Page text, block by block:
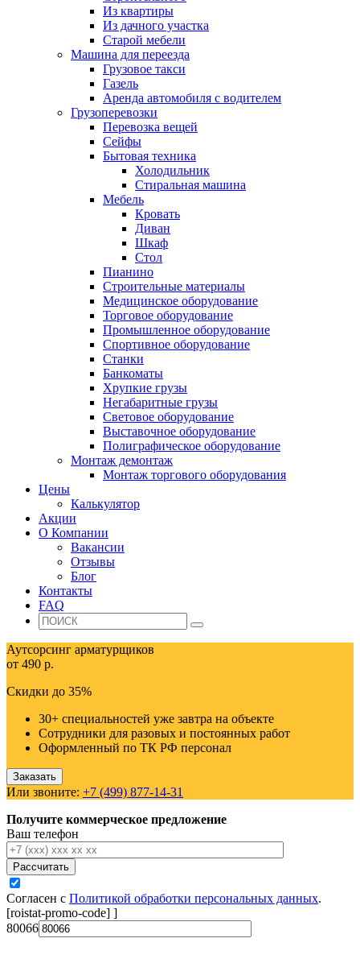
Из квартиры
Из дачного участка
Старой мебели
Машина для переезда
Грузовое такси
Газель
Аренда автомобиля с водителем
Грузоперевозки
Перевозка вещей
Сейфы
Бытовая техника
Холодильник
Стиральная машина
Мебель
Кровать
Диван
Шкаф
Стол
Пианино
Строительные материалы
Медицинское оборудование
Торговое оборудование
Промышленное оборудование
Спортивное оборудование
Станки
Банкоматы
Хрупкие грузы
Негабаритные грузы
Световое оборудование
Выставочное оборудование
Полиграфическое оборудование
Монтаж демонтаж
Монтаж торгового оборудования
Цены
Калькулятор
Акции
О Компании
Вакансии
Отзывы
Блог
Контакты
FAQ
Аутсорсинг арматурщиков
от 490 р.
Скидки до 35%
30+ специальностей уже завтра на объекте
Сотрудники для разовых и постоянных работ
Оформленный по ТК РФ персонал
Заказать
Или звоните: +7 (499) 877-14-31
Получите коммерческое предложение
Ваш телефон
Рассчитать
Согласен с Политикой обработки персональных данных.
[roistat-promo-code] ]
80066